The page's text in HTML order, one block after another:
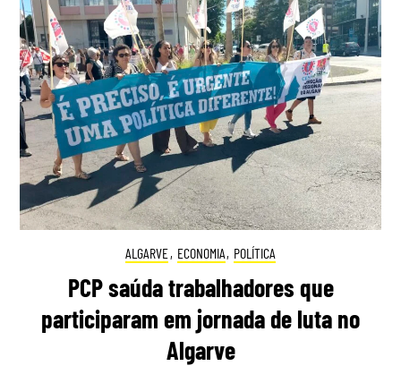
ALGARVE, ECONOMIA, POLÍTICA
PCP saúda trabalhadores que
participaram em jornada de luta no
Algarve